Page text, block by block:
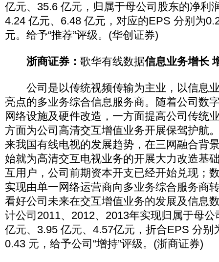
亿元、35.6 亿元，归属于母公司股东的净利
4.24 亿元、6.48 亿元，对应的EPS 分别为
元。给予“推荐”评级。(华创证券)
浙商证券： 歌华有线数据信息业务增长
公司是以传统视频传输为主业，以信息
亮点的多业务综合信息服务商。随着公司数
网络设施及硬件改造，一方面提高公司传统
方面为公司高清交互增值业务开展保驾护航
来我国有线电视的发展趋势，在三网融合背
始就为高清交互电视业务的开展大力改造基
互用户，公司前期资本开支已经开始兑现；
实现由单一网络运营商向多业务综合服务商
看好公司未来在交互增值业务的发展及信息
计公司2011、2012、2013年实现归属于母
亿元、3.95 亿元、4.57亿元，折合EPS 分别
0.43 元，给予公司“增持”评级。(浙商证券)